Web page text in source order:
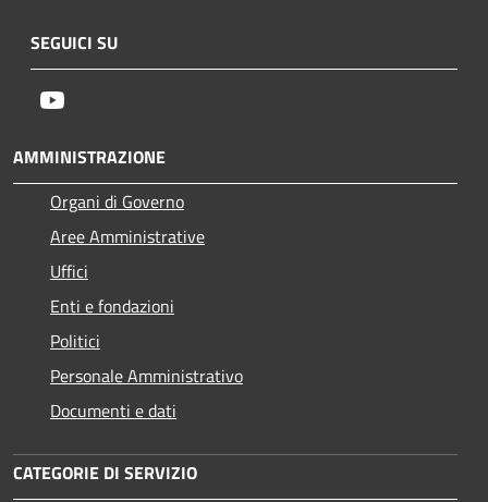
SEGUICI SU
AMMINISTRAZIONE
Organi di Governo
Aree Amministrative
Uffici
Enti e fondazioni
Politici
Personale Amministrativo
Documenti e dati
CATEGORIE DI SERVIZIO